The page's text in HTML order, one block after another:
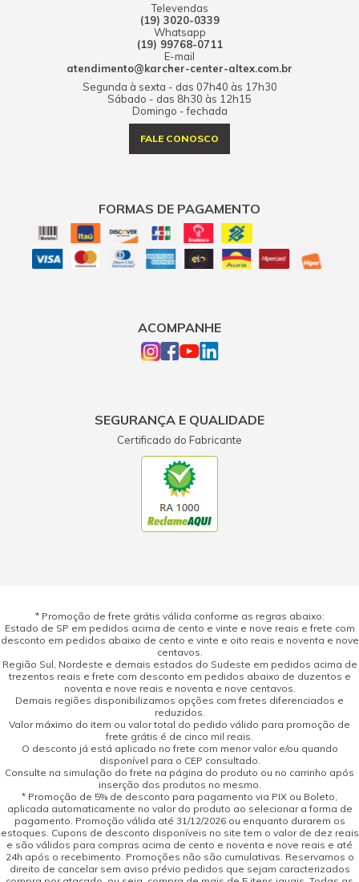
Televendas
(19) 3020-0339
Whatsapp
(19) 99768-0711
E-mail
atendimento@karcher-center-altex.com.br
Segunda à sexta - das 07h40 às 17h30
Sábado - das 8h30 às 12h15
Domingo - fechada
FALE CONOSCO
FORMAS DE PAGAMENTO
ACOMPANHE
SEGURANÇA E QUALIDADE
Certificado do Fabricante
* Promoção de frete grátis válida conforme as regras abaixo:
Estado de SP em pedidos acima de cento e vinte e nove reais e frete com
desconto em pedidos abaixo de cento e vinte e oito reais e noventa e nove
centavos.
Região Sul, Nordeste e demais estados do Sudeste em pedidos acima de
trezentos reais e frete com desconto em pedidos abaixo de duzentos e
noventa e nove reais e noventa e nove centavos.
Demais regiões disponibilizamos opções com fretes diferenciados e
reduzidos.
Valor máximo do item ou valor total do pedido válido para promoção de
frete grátis é de cinco mil reais.
O desconto já está aplicado no frete com menor valor e/ou quando
disponível para o CEP consultado.
Consulte na simulação do frete na página do produto ou no carrinho após
inserção dos produtos no mesmo.
* Promoção de 5% de desconto para pagamento via PIX ou Boleto,
aplicada automaticamente no valor do produto ao selecionar a forma de
pagamento. Promoção válida até 31/12/2026 ou enquanto durarem os
estoques. Cupons de desconto disponíveis no site tem o valor de dez reais
e são válidos para compras acima de cento e noventa e nove reais e até
24h após o recebimento. Promoções não são cumulativas. Reservamos o
direito de cancelar sem aviso prévio pedidos que sejam caracterizados